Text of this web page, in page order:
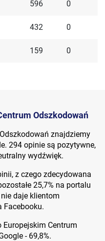
596 0
432 0
159 0
Odszkodowań
znajdziemy
294 opinie są pozytywne,
wydźwięk.
z czego zdecydowana
25,7% na portalu
daje klientom
Facebooku.
Centrum
- 69,8%.